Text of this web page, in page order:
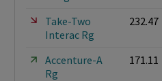
Take-Two
Interac Rg
232.47
Accenture-A
Rg
171.11